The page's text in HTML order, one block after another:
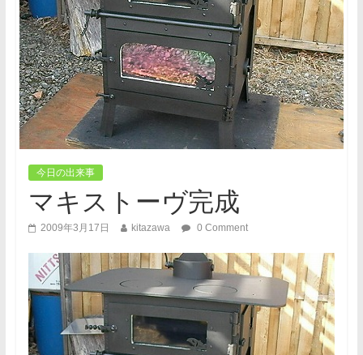
今日の出来事
マキストーヴ完成
2009年3月17日 kitazawa 0 Comment